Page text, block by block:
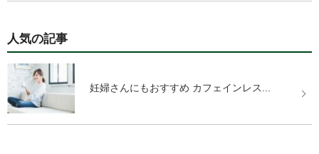
人気の記事
妊婦さんにもおすすめ カフェインレス...